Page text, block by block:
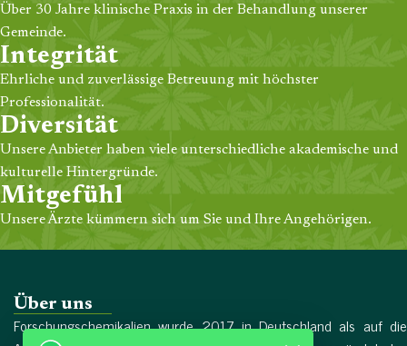
Über 30 Jahre klinische Praxis in der Behandlung unserer
Gemeinde.
Integrität
Ehrliche und zuverlässige Betreuung mit höchster
Professionalität.
Diversität
Unsere Anbieter haben viele unterschiedliche akademische und
kulturelle Hintergründe.
Mitgefühl
Unsere Ärzte kümmern sich um Sie und Ihre Angehörigen.
Über uns
Forschungschemikalien wurde 2017 in Deutschland als auf die